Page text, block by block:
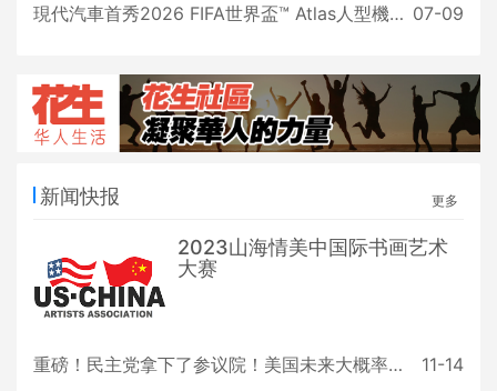
現代汽車首秀2026 FIFA世界盃™ Atlas人型機器人 07-09
新闻快报 更多
2023山海情美中国际书画艺术
大赛
重磅！民主党拿下了参议院！美国未来大概率只剩一种可能......
11-14